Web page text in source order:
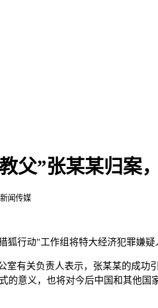
父”张某某归案
闻传媒
狐行动"工作组将特大经济犯罪嫌疑
室有关负责人表示，张某某的成功
的意义，也将对今后中国和其他国